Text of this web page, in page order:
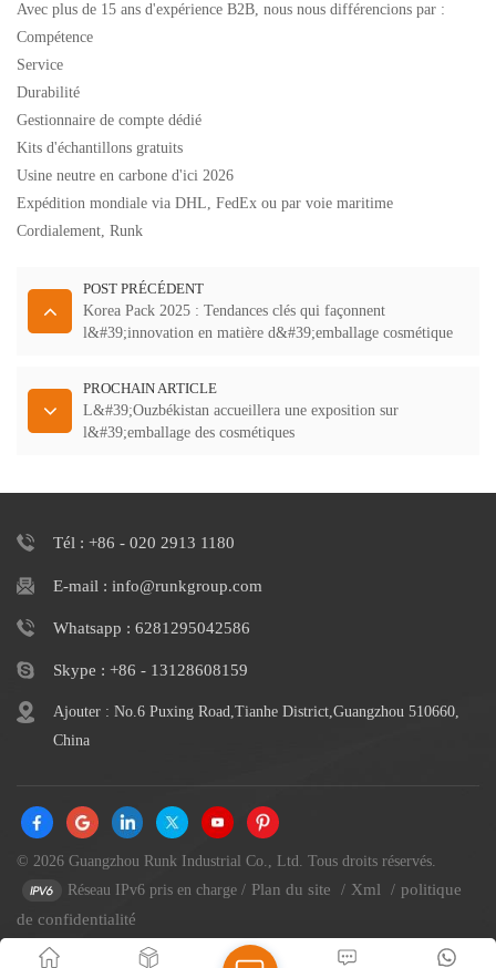
Avec plus de 15 ans d'expérience B2B, nous nous différencions par :
Compétence
Service
Durabilité
Gestionnaire de compte dédié
Kits d'échantillons gratuits
Usine neutre en carbone d'ici 2026
Expédition mondiale via DHL, FedEx ou par voie maritime
Cordialement, Runk
POST PRÉCÉDENT
Korea Pack 2025 : Tendances clés qui façonnent
l&#39;innovation en matière d&#39;emballage cosmétique
PROCHAIN ARTICLE
L&#39;Ouzbékistan accueillera une exposition sur
l&#39;emballage des cosmétiques
Tél : +86 - 020 2913 1180
E-mail : info@runkgroup.com
Whatsapp : 6281295042586
Skype : +86 - 13128608159
Ajouter : No.6 Puxing Road,Tianhe District,Guangzhou 510660,
China
© 2026 Guangzhou Runk Industrial Co., Ltd. Tous droits réservés.
Réseau IPv6 pris en charge/ Plan du site / Xml / politique
de confidentialité